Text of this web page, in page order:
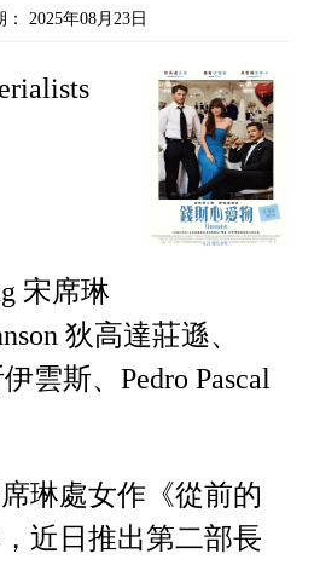
2025年08月23日
宋席琳
狄高達莊遜、
雲斯、Pedro Pascal
琳處女作《從前的
近日推出第二部長